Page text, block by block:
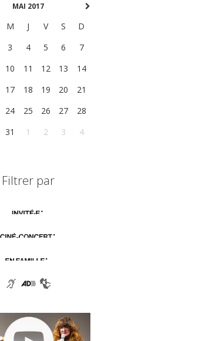
MAI 2017
M J V S
D
3 4 5 6
7
10 11 12 13
14
17 18 19 20
21
24 25 26 27
28
31 1 2 3 4
Filtrer par